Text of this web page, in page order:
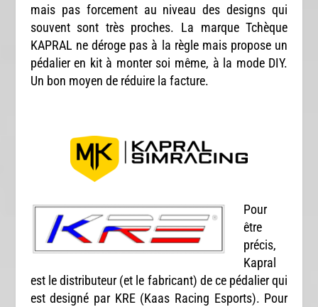
mais pas forcement au niveau des designs qui
souvent sont très proches. La marque Tchèque
KAPRAL ne déroge pas à la règle mais propose un
pédalier en kit à monter soi même, à la mode DIY.
Un bon moyen de réduire la facture.
Pour
être
précis,
Kapral
est le distributeur (et le fabricant) de ce pédalier qui
est designé par KRE (Kaas Racing Esports). Pour